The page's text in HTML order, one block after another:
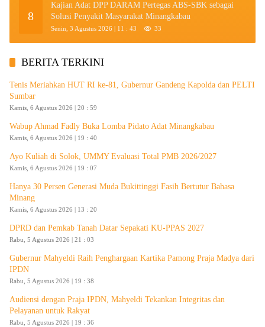
8
Kajian Adat DPP DARAM Pertegas ABS-SBK sebagai
Solusi Penyakit Masyarakat Minangkabau
Senin, 3 Agustus 2026 | 11 : 43 33
BERITA TERKINI
Tenis Meriahkan HUT RI ke-81, Gubernur Gandeng Kapolda dan PELTI
Sumbar
Kamis, 6 Agustus 2026 | 20 : 59
Wabup Ahmad Fadly Buka Lomba Pidato Adat Minangkabau
Kamis, 6 Agustus 2026 | 19 : 40
Ayo Kuliah di Solok, UMMY Evaluasi Total PMB 2026/2027
Kamis, 6 Agustus 2026 | 19 : 07
Hanya 30 Persen Generasi Muda Bukittinggi Fasih Bertutur Bahasa
Minang
Kamis, 6 Agustus 2026 | 13 : 20
DPRD dan Pemkab Tanah Datar Sepakati KU-PPAS 2027
Rabu, 5 Agustus 2026 | 21 : 03
Gubernur Mahyeldi Raih Penghargaan Kartika Pamong Praja Madya dari
IPDN
Rabu, 5 Agustus 2026 | 19 : 38
Audiensi dengan Praja IPDN, Mahyeldi Tekankan Integritas dan
Pelayanan untuk Rakyat
Rabu, 5 Agustus 2026 | 19 : 36